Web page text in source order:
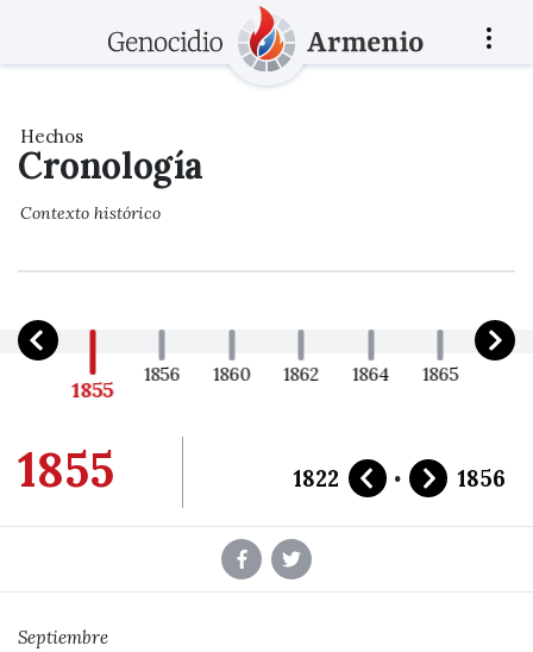
Hechos
Cronología
Contexto histórico
1855
1856 1860 1862 1864 1865
1855 1822 · 1856
Septiembre